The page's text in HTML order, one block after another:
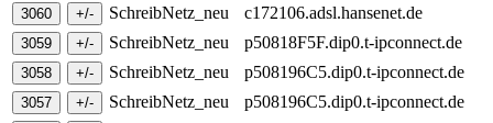
SchreibNetz_neu
c172106.adsl.hansenet.de
SchreibNetz_neu
p50818F5F.dip0.t-ipconnect.de
SchreibNetz_neu
p508196C5.dip0.t-ipconnect.de
SchreibNetz_neu
p508196C5.dip0.t-ipconnect.de